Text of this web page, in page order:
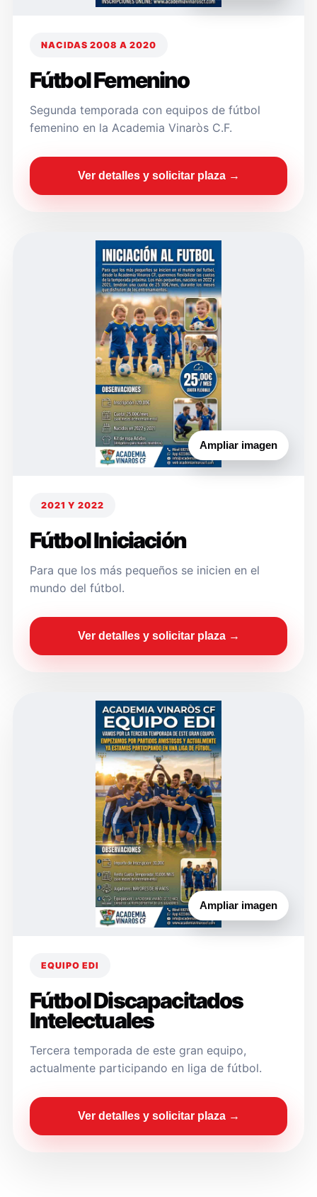
NACIDAS 2008 A 2020
Fútbol Femenino
Segunda temporada con equipos de fútbol
femenino en la Academia Vinaròs C.F.
Ver detalles y solicitar plaza →
Ampliar imagen
2021 Y 2022
Fútbol Iniciación
Para que los más pequeños se inicien en el
mundo del fútbol.
Ver detalles y solicitar plaza →
Ampliar imagen
EQUIPO EDI
Fútbol Discapacitados
Intelectuales
Tercera temporada de este gran equipo,
actualmente participando en liga de fútbol.
Ver detalles y solicitar plaza →